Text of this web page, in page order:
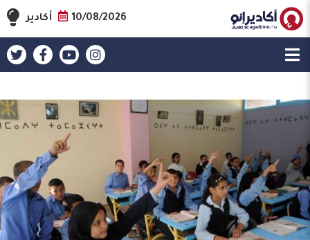
10/08/2026 أكادير